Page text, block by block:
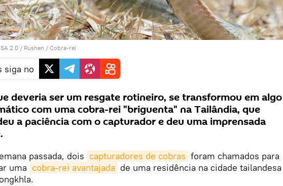
2.0 / Rushen / Cobra-rei
siga no
deveria ser um resgate rotineiro, se transformou em algo
com uma cobra-rei "briguenta" na Tailândia, que
a paciência com o capturador e deu uma imprensada
passada, dois capturadores de cobras foram chamados para
uma cobra-rei avantajada de uma residência na cidade tailandesa